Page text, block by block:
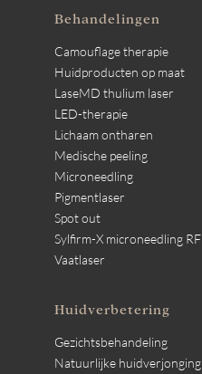
Behandelingen
Camouflage therapie
Huidproducten op maat
LaseMD thulium laser
LED-therapie
Lichaam ontharen
Medische peeling
Microneedling
Pigmentlaser
Spot out
Sylfirm-X microneedling RF
Vaatlaser
Huidverbetering
Gezichtsbehandeling
Natuurlijke huidverjonging